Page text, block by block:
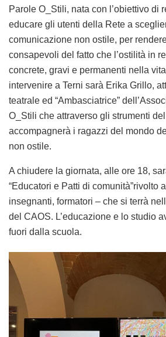
Parole O_Stili, nata con l’obiettivo di
educare gli utenti della Rete a
comunicazione non ostile, per
consapevoli del fatto che l’ostilità in
concrete, gravi e permanenti nella
intervenire a Terni sarà Erika Grillo,
teatrale ed “Ambasciatrice”
O_Stili che attraverso gli strumenti
accompagnerà i ragazzi del mondo
non ostile.
A chiudere la giornata, alle ore 18,
“Educatori e Patti di comunità”rivolto
insegnanti, formatori – che si terrà
del CAOS. L’educazione e lo studio
fuori dalla scuola.